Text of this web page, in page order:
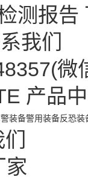
测报告
我们
微
产品
装备警用装备反恐装
家